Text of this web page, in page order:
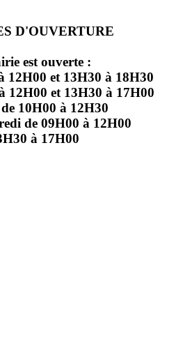
D'OUVERTURE
est ouverte :
12H00 et 13H30 à 18H30
12H00 et 13H30 à 17H00
10H00 à 12H30
de 09H00 à 12H00
à 17H00